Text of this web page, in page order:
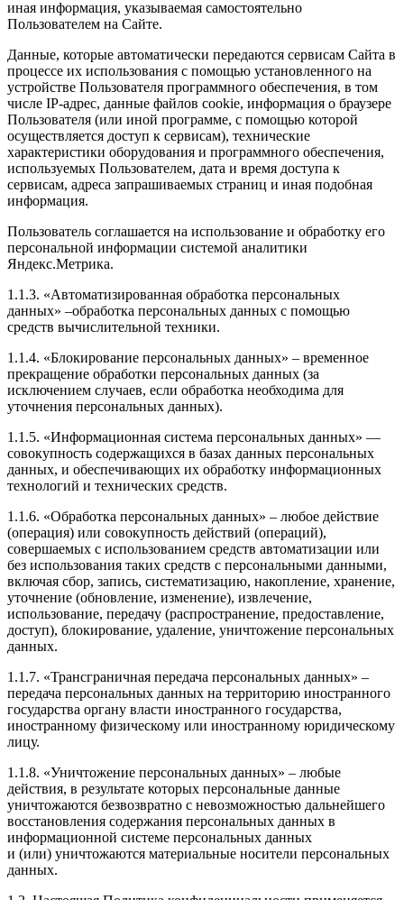
иная информация, указываемая самостоятельно
Пользователем на Сайте.
Данные, которые автоматически передаются сервисам Сайта в
процессе их использования с помощью установленного на
устройстве Пользователя программного обеспечения, в том
числе IP-адрес, данные файлов cookie, информация о браузере
Пользователя (или иной программе, с помощью которой
осуществляется доступ к сервисам), технические
характеристики оборудования и программного обеспечения,
используемых Пользователем, дата и время доступа к
сервисам, адреса запрашиваемых страниц и иная подобная
информация.
Пользователь соглашается на использование и обработку его
персональной информации системой аналитики
Яндекс.Метрика.
1.1.3. «Автоматизированная обработка персональных
данных» –обработка персональных данных с помощью
средств вычислительной техники.
1.1.4. «Блокирование персональных данных» – временное
прекращение обработки персональных данных (за
исключением случаев, если обработка необходима для
уточнения персональных данных).
1.1.5. «Информационная система персональных данных» —
совокупность содержащихся в базах данных персональных
данных, и обеспечивающих их обработку информационных
технологий и технических средств.
1.1.6. «Обработка персональных данных» – любое действие
(операция) или совокупность действий (операций),
совершаемых с использованием средств автоматизации или
без использования таких средств с персональными данными,
включая сбор, запись, систематизацию, накопление, хранение,
уточнение (обновление, изменение), извлечение,
использование, передачу (распространение, предоставление,
доступ), блокирование, удаление, уничтожение персональных
данных.
1.1.7. «Трансграничная передача персональных данных» –
передача персональных данных на территорию иностранного
государства органу власти иностранного государства,
иностранному физическому или иностранному юридическому
лицу.
1.1.8. «Уничтожение персональных данных» – любые
действия, в результате которых персональные данные
уничтожаются безвозвратно с невозможностью дальнейшего
восстановления содержания персональных данных в
информационной системе персональных данных
и (или) уничтожаются материальные носители персональных
данных.